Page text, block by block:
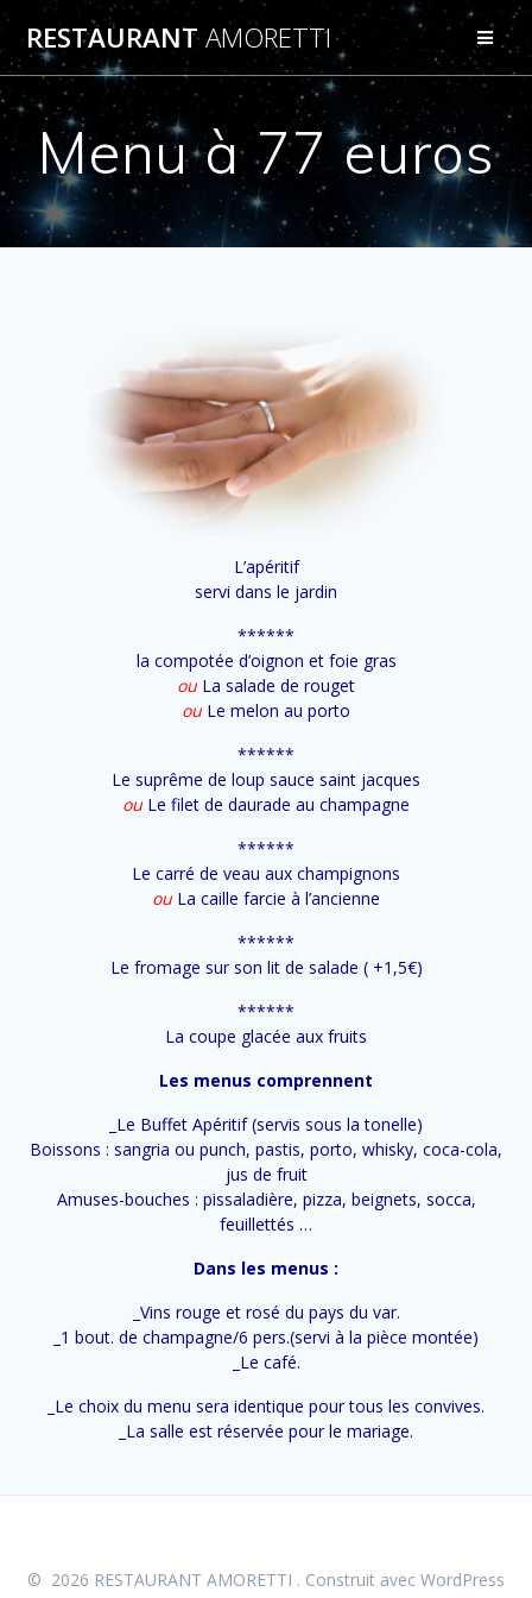
Passer
au
contenu
RESTAURANTAMORETTI
Menu à 77 euros
L’apéritif
servi dans le jardin
******
la compotée d’oignon et foie gras
ouLa salade de rouget
ou Le melon au porto
******
Le suprême de loup sauce saint jacques
ou Le filet de daurade au champagne
******
Le carré de veau aux champignons
ou La caille farcie à l’ancienne
******
Le fromage sur son lit de salade ( +1,5€)
******
La coupe glacée aux fruits
Les menus comprennent
_Le Buffet Apéritif (servis sous la tonelle)
Boissons : sangria ou punch, pastis, porto, whisky, coca-cola,
jus de fruit
Amuses-bouches : pissaladière, pizza, beignets, socca,
feuillettés …
Dans les menus :
_Vins rouge et rosé du pays du var.
_1 bout. de champagne/6 pers.(servi à la pièce montée)
_Le café.
_Le choix du menu sera identique pour tous les convives.
_La salle est réservée pour le mariage.
© 2026 RESTAURANT AMORETTI . Construit avec WordPress